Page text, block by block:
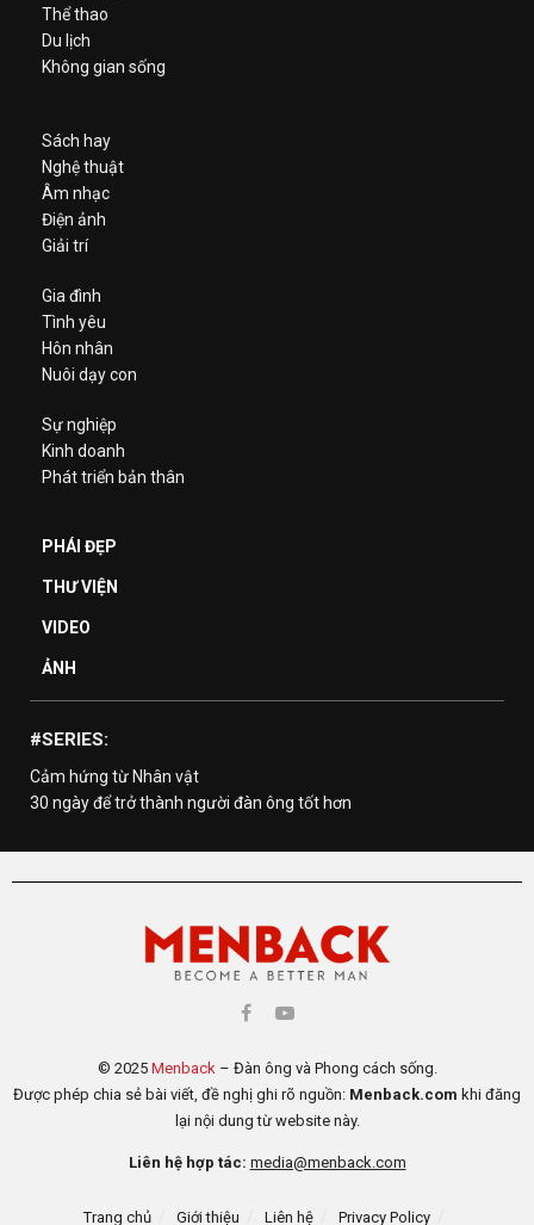
Thể thao
Du lịch
Không gian sống
Sách hay
Nghệ thuật
Âm nhạc
Điện ảnh
Giải trí
Gia đình
Tình yêu
Hôn nhân
Nuôi dạy con
Sự nghiệp
Kinh doanh
Phát triển bản thân
PHÁI ĐẸP
THƯ VIỆN
VIDEO
ẢNH
#SERIES:
Cảm hứng từ Nhân vật
30 ngày để trở thành người đàn ông tốt hơn
© 2025 Menback– Đàn ông và Phong cách sống.
Được phép chia sẻ bài viết, đề nghị ghi rõ nguồn: Menback.com khi đăng
lại nội dung từ website này.
Liên hệ hợp tác: media@menback.com
Trang chủ Giới thiệu Liên hệ Privacy Policy